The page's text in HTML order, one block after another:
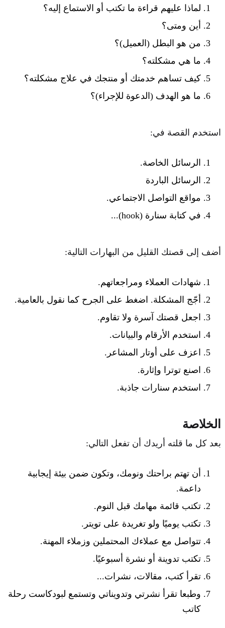
لماذا عليهم قراءة ما تكتب أو الاستماع إليه؟
أين ومتى؟
من هو البطل (العميل)؟
ما هي مشكلته؟
كيف تساهم خدمتك أو منتجك في علاج مشكلته؟
ما هو الهدف (الدعوة للإجراء)؟
استخدم القصة في:
الرسائل الخاصة.
الرسائل الباردة
مواقع التواصل الاجتماعي.
في كتابة سنارة (hook)...
أضف إلى قصتك القليل من البهارات التالية:
شهادات العملاء ومراجعاتهم.
أجّج المشكلة. اضغط على الجرح كما نقول بالعامية.
اجعل قصتك آسرة ولا تقاوم.
استخدم الأرقام والبيانات.
اعزف على أوتار المشاعر.
اصنع توترا وإثارة.
استخدم سنارات جاذبة.
الخلاصة
بعد كل ما قلته أريدك أن تفعل التالي:
أن تهتم براحتك ونومك، وتكون ضمن بيئة إيجابية
داعمة.
تكتب قائمة مهامك قبل النوم.
تكتب يوميًا ولو تغريدة على تويتر.
تتواصل مع عملاءك المحتملين وزملاء المهنة.
تكتب تدوينة أو نشرة أسبوعيًا.
تقرأ كتب، مقالات، نشرات...
وطبعا تقرأ نشرتي وتدويناتي وتستمع لبودكاست رحلة
كاتب